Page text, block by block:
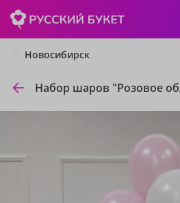
Новосибирск
Набор шаров "Розовое